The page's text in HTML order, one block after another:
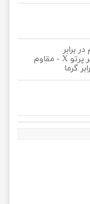
برابر
مغناطیس - مقاوم در برابر پرتو X - مقاوم
گرما